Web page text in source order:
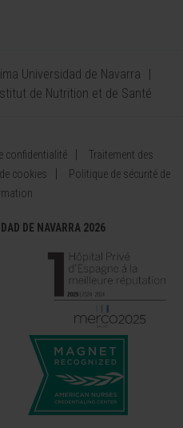
Universidad de Navarra
de Nutrition et de Santé
confidentialité
Traitement des
cookies
Politique de sécurité de
DE NAVARRA 2026